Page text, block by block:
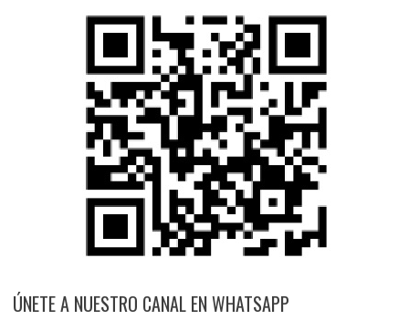
ÚNETE A NUESTRO CANAL EN WHATSAPP